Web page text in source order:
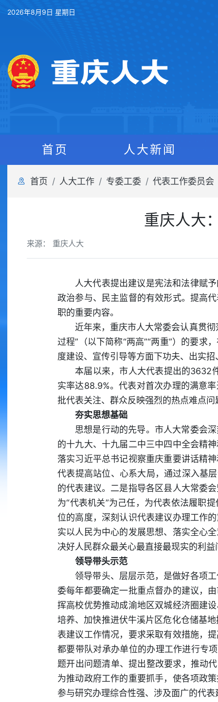
2026年8月9日 星期日
首页 人大新闻
首页 人大工作 专委工委 代表工作委员会
重庆人大
来源： 重庆人大
人大代表提出建议是宪法和法律赋
政治参与、民主监督的有效形式。提高
职的重要内容。
近年来，重庆市人大常委会认真贯
过程”（以下简称“两高”“两重”）的要求
度建设、宣传引导等方面下功夫、出实
本届以来，市人大代表提出的3632
实率达88.9%。代表对首次办理的满意
批代表关注、群众反映强烈的热点难点
夯实思想基础
思想是行动的先导。市人大常委会
的十九大、十九届二中三中四中全会精
落实习近平总书记视察重庆重要讲话精
代表提高站位、心系大局，通过深入基
的代表建议。二是指导各区县人大常委
为“代表机关”为己任，为代表依法履职
位的高度，深刻认识代表建议办理工作
实以人民为中心的发展思想、落实全心
决好人民群众最关心最直接最现实的利
领导带头示范
领导带头、层层示范，是做好各项
委每年都要确定一批重点督办的建议，
挥高校优势推动成渝地区双城经济圈建
培养、加快推进伏牛溪片区危化仓储基
表建议工作情况，要求采取有效措施，
都要带队对承办单位的办理工作进行专
题开出问题清单、提出整改要求，推动
为推动政府工作的重要抓手，使各项政
参与研究办理综合性强、涉及面广的代